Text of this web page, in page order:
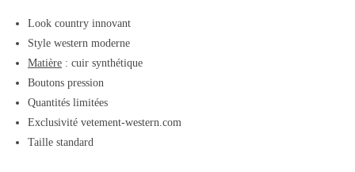
Look country innovant
Style western moderne
Matière : cuir synthétique
Boutons pression
Quantités limitées
Exclusivité vetement-western.com
Taille standard